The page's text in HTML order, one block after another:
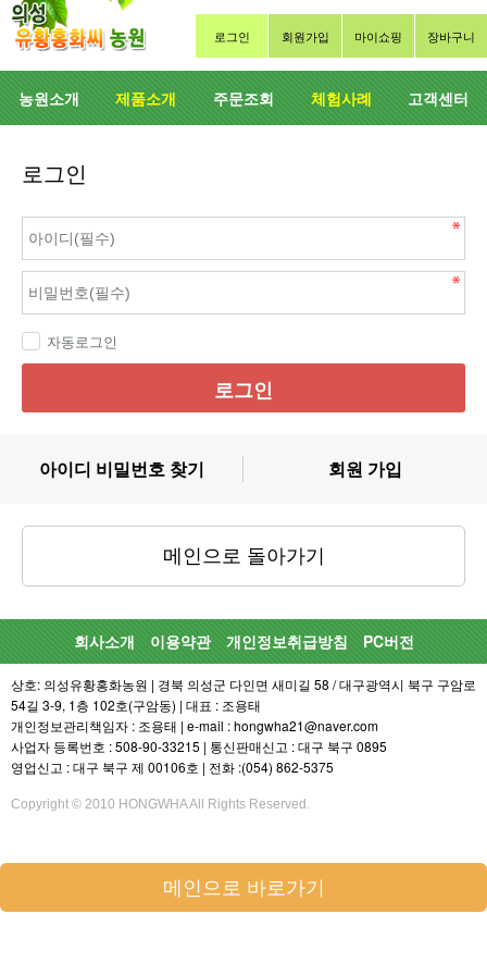
로그인 회원가입 마이쇼핑 장바구니
농원소개 제품소개 주문조회 체험사례 고객센터
로그인
자동로그인
로그인
아이디 비밀번호 찾기 회원 가입
메인으로 돌아가기
회사소개 이용약관 개인정보취급방침 PC버전
상호: 의성유황홍화농원 | 경북 의성군 다인면 새미길 58 / 대구광역시 북구 구암로
54길 3-9, 1층 102호(구암동) | 대표 : 조용태
개인정보관리책임자 : 조용태 | e-mail : hongwha21@naver.com
사업자 등록번호 : 508-90-33215 | 통신판매신고 : 대구 북구 0895
영업신고 : 대구 북구 제 00106호 | 전화 :(054) 862-5375
Copyright © 2010 HONGWHA All Rights Reserved.
메인으로 바로가기